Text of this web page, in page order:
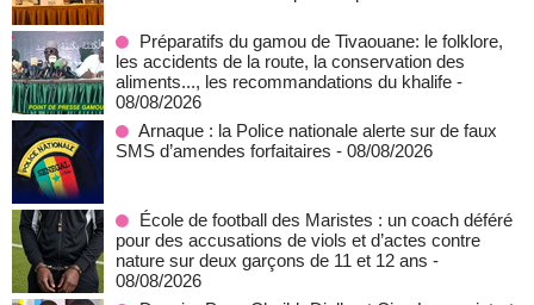
Préparatifs du gamou de Tivaouane: le folklore,
les accidents de la route, la conservation des
aliments..., les recommandations du khalife -
08/08/2026
Arnaque : la Police nationale alerte sur de faux
SMS d’amendes forfaitaires - 08/08/2026
École de football des Maristes : un coach déféré
pour des accusations de viols et d’actes contre
nature sur deux garçons de 11 et 12 ans -
08/08/2026